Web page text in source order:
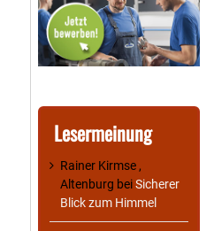
Lesermeinung
Rainer Kirmse ,
Altenburg beiSicherer
Blick zum Himmel